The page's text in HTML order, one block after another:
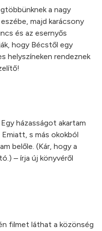
a nagy
majd karácsony
és az esernyős
hogy Bécstől egy
helyszíneken rendeznek
házasságot akartam
s más okokból
belőle. (Kár, hogy a
– írja új könyvéről
filmet láthat a közönség